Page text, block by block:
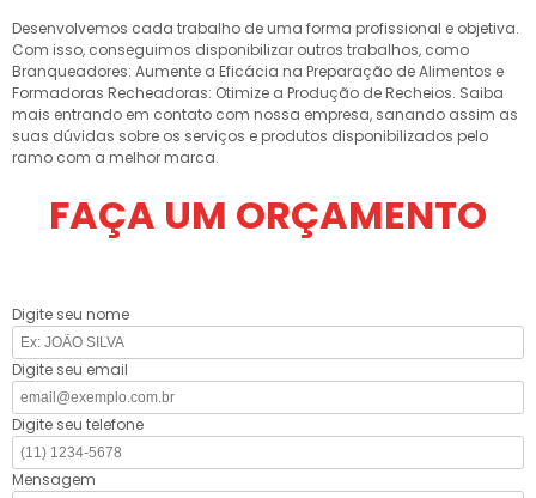
Desenvolvemos cada trabalho de uma forma profissional e objetiva.
Com isso, conseguimos disponibilizar outros trabalhos, como
Branqueadores: Aumente a Eficácia na Preparação de Alimentos e
Formadoras Recheadoras: Otimize a Produção de Recheios. Saiba
mais entrando em contato com nossa empresa, sanando assim as
suas dúvidas sobre os serviços e produtos disponibilizados pelo
ramo com a melhor marca.
FAÇA UM ORÇAMENTO
Digite seu nome
Digite seu email
Digite seu telefone
Mensagem